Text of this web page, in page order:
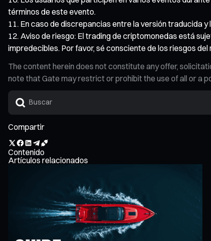
términos de este evento.
En caso de discrepancias entre la versión traducida y
Aviso de riesgo: El trading de criptomonedas está
impredecibles. Por favor, sé consciente de los riesgos
The content herein does not constitute any offer,
note that Gate may restrict or prohibit the use of all or a
Compartir
Contenido
Artículos relacionados